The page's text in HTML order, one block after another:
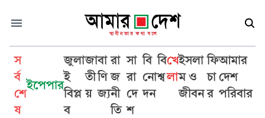
স
র্ব
শে
ষ
ইপেপার
জুলা
ই
বিপ্ল
ব
জা
তী
য়
বা
ণি
জ্য
রা
জ
নী
তি
সা
রা
দে
শ
বি
নো
দন
বি
শ্ব
খে
লা
ইসলা
ম ও
জীবন
ফি
চা
র
আমার
দেশ
পরিবার